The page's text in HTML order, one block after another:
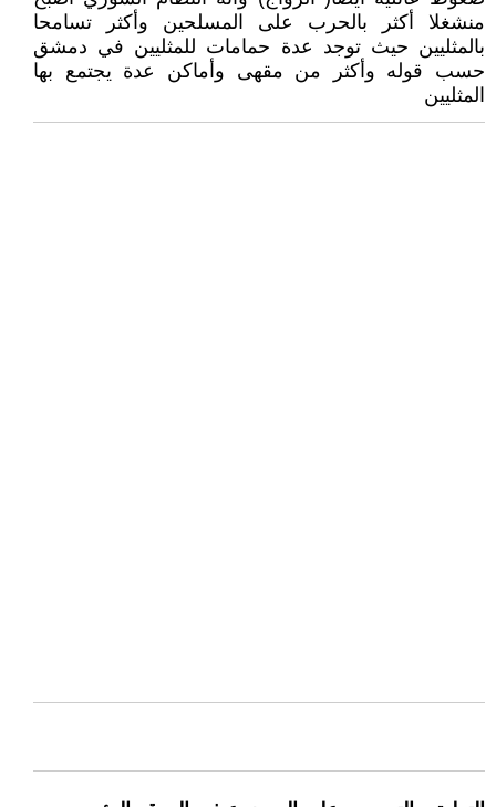
منشغلا أكثر بالحرب على المسلحين وأكثر تسامحا
بالمثليين حيث توجد عدة حمامات للمثليين في دمشق
حسب قوله وأكثر من مقهى وأماكن عدة يجتمع بها
المثليين